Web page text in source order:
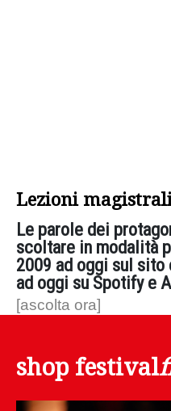
Lezioni
Le parole dei
scoltare in modalità
2009 ad oggi sul sito
ad oggi su Spotify e